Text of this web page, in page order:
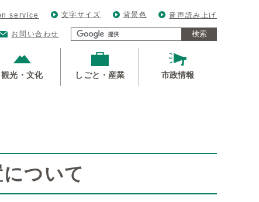
service 文字サイズ 背景色 音声読み上げ
お問い合わせ 検索
観光・文化 しごと・産業 市政情報
ついて